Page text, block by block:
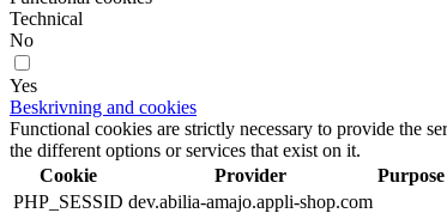
Technical
No
Yes
Beskrivning and cookies
Functional cookies are strictly necessary to provide the
the different options or services that exist on it.
Cookie
Provider Purpose
PHP_SESSID dev.abilia-amajo.appli-shop.com